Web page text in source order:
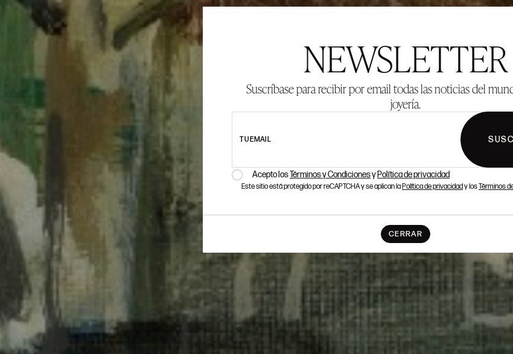
NEWSLETTER
Suscríbase para recibir por email todas las noticias del
joyería.
TU EMAIL
Acepto losTérminos y Condicionesy Política de privacidad
Este sitio está protegido por reCAPTCHA y se aplican laPolítica de privacidady losTérminos
CERRAR